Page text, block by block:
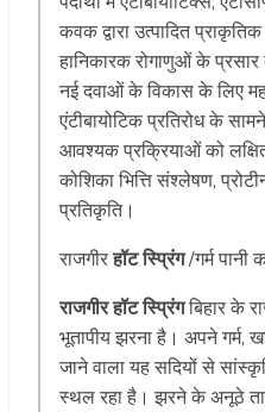
कवक द्वारा उत्पादित
हानिकारक रोगाणुओं के
नई दवाओं के विकास के लिए
एंटीबायोटिक प्रतिरोध के
आवश्यक प्रक्रियाओं को
कोशिका भित्ति संश्लेषण,
प्रतिकृति।
राजगीरहॉट स्प्रिंग/गर्म पानी
राजगीर हॉट स्प्रिंगबिहार के
भूतापीय झरना है। अपने गर्म,
जाने वाला यह सदियों से
स्थल रहा है। झरने के अनूठे